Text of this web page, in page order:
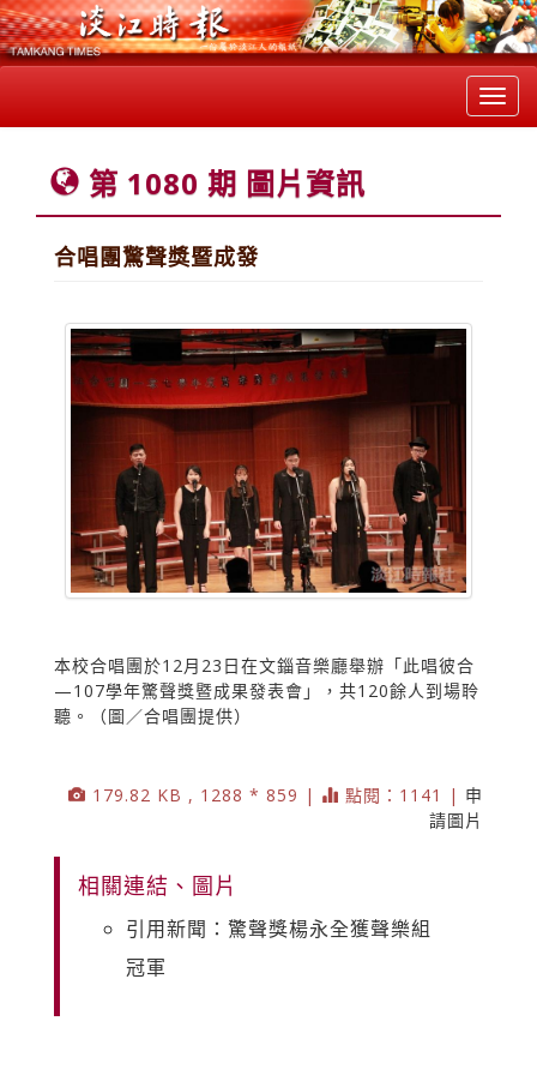
第 1080 期 圖片資訊
合唱團驚聲獎暨成發
本校合唱團於12月23日在文錙音樂廳舉辦「此唱彼合
—107學年驚聲獎暨成果發表會」，共120餘人到場聆
聽。（圖／合唱團提供）
179.82 KB , 1288 * 859 | 點閱：1141 | 申
請圖片
相關連結、圖片
引用新聞：驚聲獎楊永全獲聲樂組
冠軍